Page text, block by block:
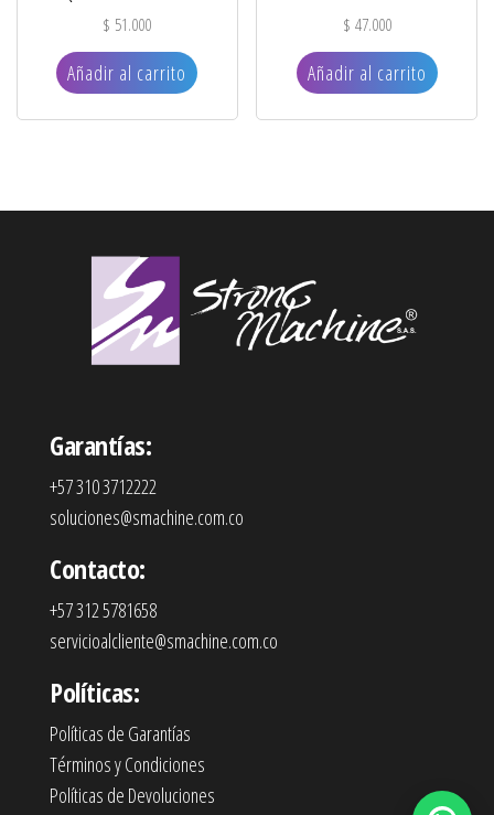
$ 51.000
Añadir al carrito
$ 47.000
Añadir al carrito
Garantías:
+57 310 3712222
soluciones@smachine.com.co
Contacto:
+57 312 5781658
servicioalcliente@smachine.com.co
Políticas:
Políticas de Garantías
Términos y Condiciones
Políticas de Devoluciones